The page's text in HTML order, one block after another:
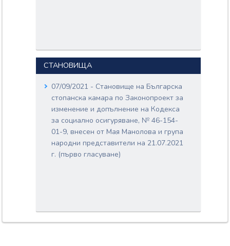
СТАНОВИЩА
07/09/2021 - Становище на Българска
стопанска камара по Законопроект за
изменение и допълнение на Кодекса
за социално осигуряване, № 46-154-
01-9, внесен от Мая Манолова и група
народни представители на 21.07.2021
г. (първо гласуване)